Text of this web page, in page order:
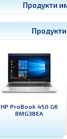
Продукти
HP ProBook 450 G6
8MG38EA